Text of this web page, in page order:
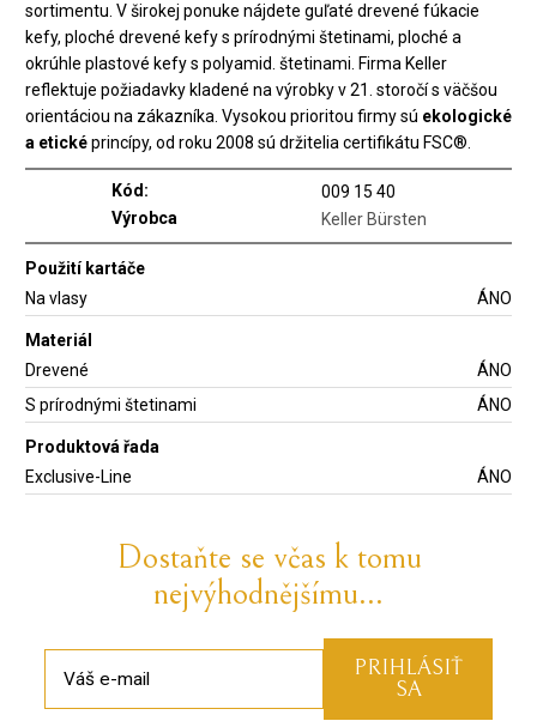
sortimentu. V širokej ponuke nájdete guľaté drevené fúkacie
kefy, ploché drevené kefy s prírodnými štetinami, ploché a
okrúhle plastové kefy s polyamid. štetinami. Firma Keller
reflektuje požiadavky kladené na výrobky v 21. storočí s väčšou
orientáciou na zákazníka. Vysokou prioritou firmy sú ekologické
a eticképrincípy, od roku 2008 sú držitelia certifikátu FSC®.
Kód:
009 15 40
Výrobca
Keller Bürsten
Použití kartáče
Na vlasy
ÁNO
Materiál
Drevené
ÁNO
S prírodnými štetinami
ÁNO
Produktová řada
Exclusive-Line
ÁNO
Dostaňte se včas k tomu
nejvýhodnějšímu...